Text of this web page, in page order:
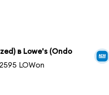
в Lowe's (Ondo
LOWon